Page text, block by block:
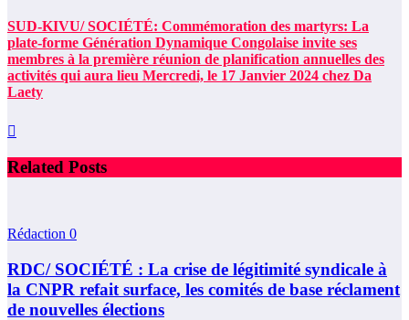
SUD-KIVU/ SOCIÉTÉ: Commémoration des martyrs: La
plate-forme Génération Dynamique Congolaise invite ses
membres à la première réunion de planification annuelles des
activités qui aura lieu Mercredi, le 17 Janvier 2024 chez Da
Laety
Related Posts
Rédaction 0
RDC/ SOCIÉTÉ : La crise de légitimité syndicale à
la CNPR refait surface, les comités de base réclament
de nouvelles élections